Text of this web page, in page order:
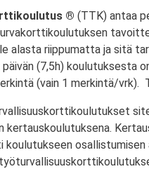
® (TTK) antaa
alasta riippumatta ja sitä
(7,5h) koulutuksesta
(vain 1 merkintä/vrk).
kertauskoulutuksena.